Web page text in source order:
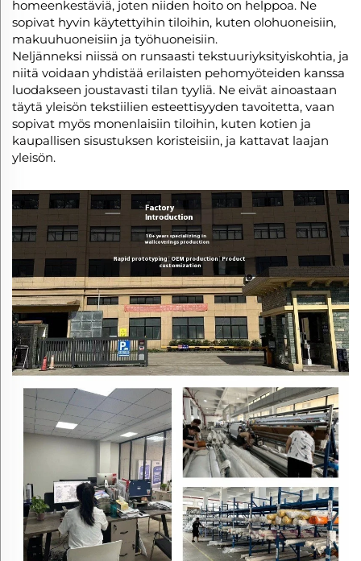
homeenkestäviä, joten niiden hoito on helppoa. Ne
sopivat hyvin käytettyihin tiloihin, kuten olohuoneisiin,
makuuhuoneisiin ja työhuoneisiin.
Neljänneksi niissä on runsaasti tekstuuriyksityiskohtia, ja
niitä voidaan yhdistää erilaisten pehomyöteiden kanssa
luodakseen joustavasti tilan tyyliä. Ne eivät ainoastaan
täytä yleisön tekstiilien esteettisyyden tavoitetta, vaan
sopivat myös monenlaisiin tiloihin, kuten kotien ja
kaupallisen sisustuksen koristeisiin, ja kattavat laajan
yleisön.